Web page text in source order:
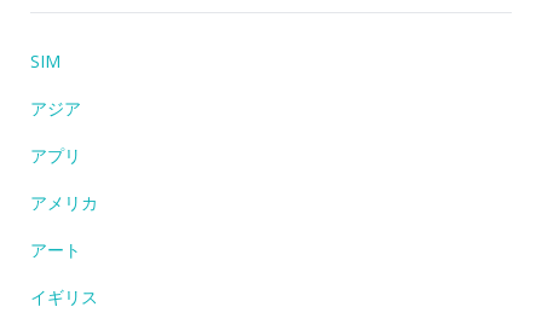
SIM
アジア
アプリ
アメリカ
アート
イギリス